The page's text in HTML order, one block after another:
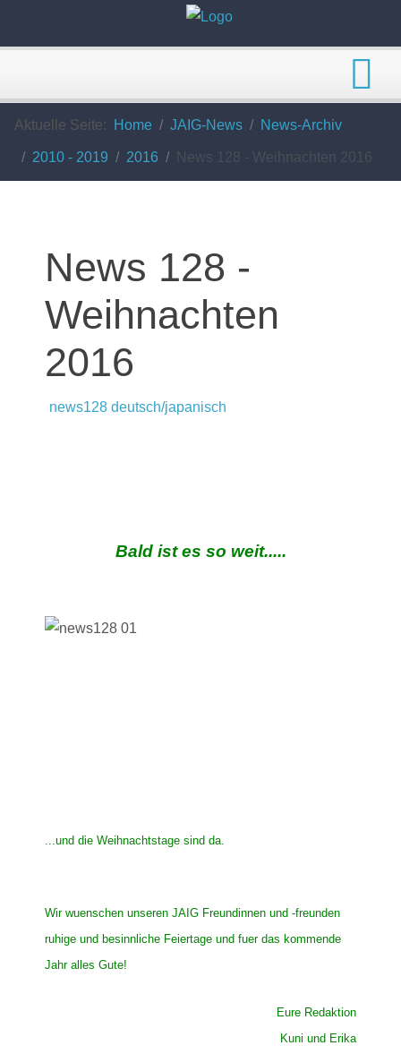
Aktuelle Seite: Home JAIG-News News-Archiv
2010 - 2019 2016 News 128 - Weihnachten 2016
News 128 -
Weihnachten
2016
news128 deutsch/japanisch
Bald ist es so weit.....
...und die Weihnachtstage sind da.
Wir wuenschen unseren JAIG Freundinnen und -freunden
ruhige und besinnliche Feiertage und fuer das kommende
Jahr alles Gute!
Eure Redaktion
Kuni und Erika